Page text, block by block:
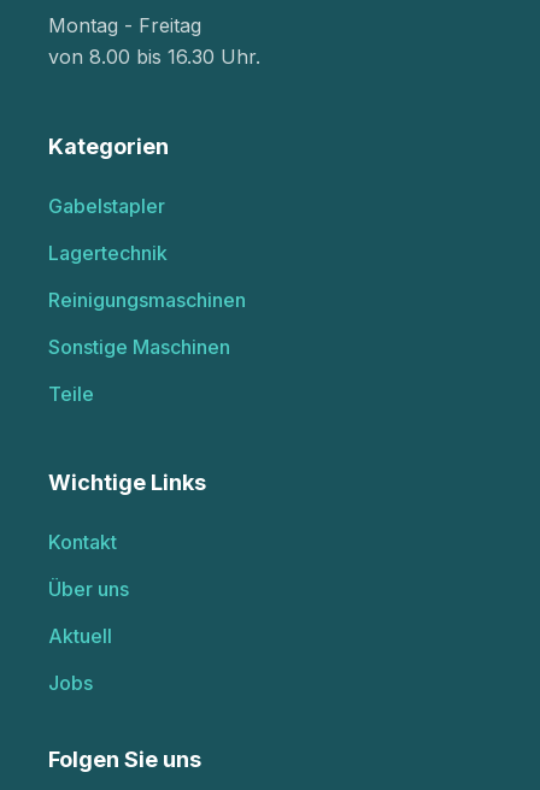
Montag - Freitag
von 8.00 bis 16.30 Uhr.
Kategorien
Gabelstapler
Lagertechnik
Reinigungsmaschinen
Sonstige Maschinen
Teile
Wichtige Links
Kontakt
Über uns
Aktuell
Jobs
Folgen Sie uns